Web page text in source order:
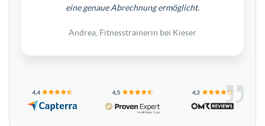
eine genaue Abrechnung ermöglicht.
Andrea, Fitnesstrainerin bei Kieser